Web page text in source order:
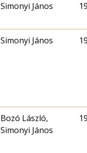
Simonyi János
Simonyi János
Bozó László,
Simonyi János